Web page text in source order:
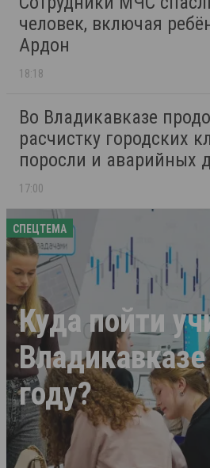
человек, включая
Ардон
18:18
Во Владикавказе
расчистку городских
поросли и аварийных
17:00
СПЕЦТЕМА
Куда пойти
году?